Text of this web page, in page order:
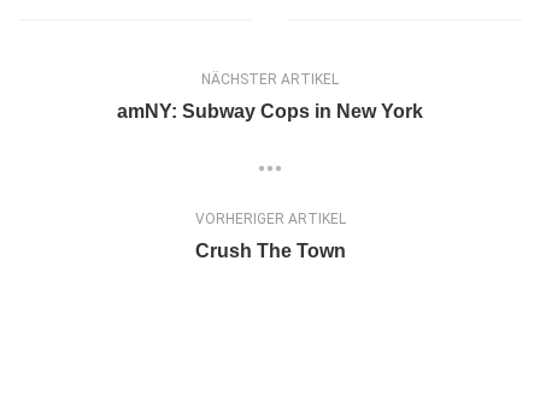
NÄCHSTER ARTIKEL
amNY: Subway Cops in New York
VORHERIGER ARTIKEL
Crush The Town